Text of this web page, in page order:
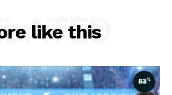
like this
83%